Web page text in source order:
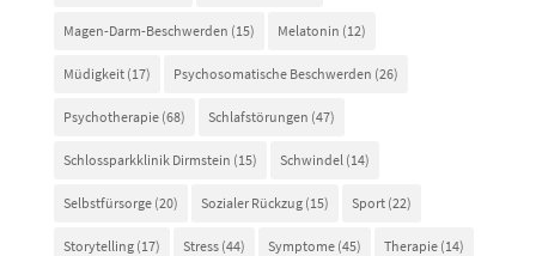
Magen-Darm-Beschwerden (15) Melatonin (12)
Müdigkeit(17) Psychosomatische Beschwerden (26)
Psychotherapie(68) Schlafstörungen (47)
Schlossparkklinik Dirmstein (15) Schwindel (14)
Selbstfürsorge(20) Sozialer Rückzug(15) Sport(22)
Storytelling(17) Stress(44) Symptome(45) Therapie(14)